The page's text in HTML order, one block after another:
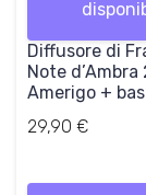
Diffusore di
Note d’Ambra
Amerigo +
29,90 €